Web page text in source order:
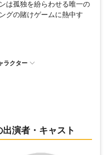
は孤独を紛らわせる唯一の
グの賭けゲームに熱中す
ラクター
演者・キャスト